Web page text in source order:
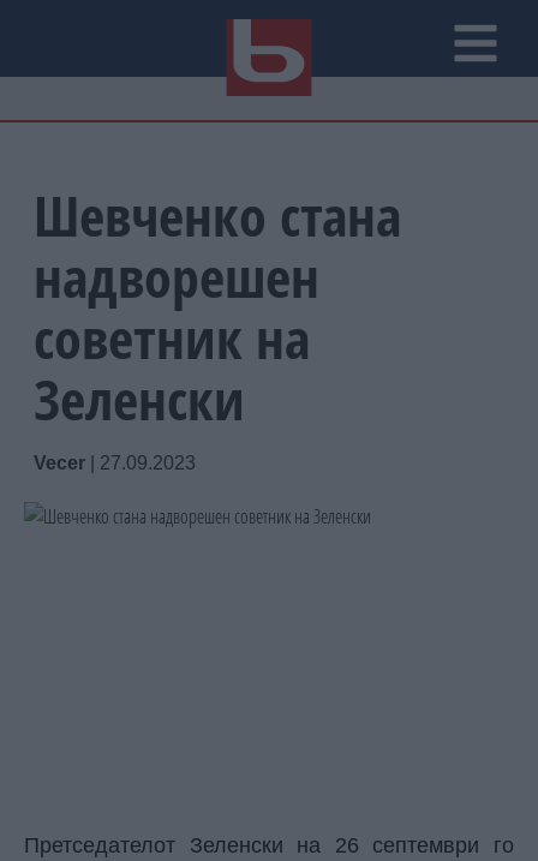
Шевченко стана
надворешен
советник на
Зеленски
Vecer 27.09.2023
Претседателот Зеленски на 26 септември го